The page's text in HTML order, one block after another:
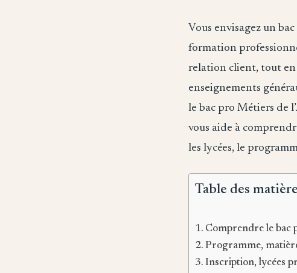
Vous envisagez un
formation
relation client, tout en
enseignements
le bac pro Métiers de
vous aide à
les lycées, le
Table des
Comprendre le bac
Programme,
Inscription, lycées